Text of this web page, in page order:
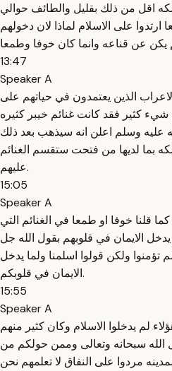
حوالي 12 الفا ومكه اقل من ذلك بقليل والطائف حوالي
ارتدوا على الاسلام لماذا لان دخولهم
13:47
Speaker A
الذين يعتمدون في حياتهم على
شيء كثير فقد كانت غنائم خيبر كثيره
عليه وسلم اعلن انه سيذهب بعد ذلك
بما لديها من فتحت ستقسم الغنائم
عليهم.
15:05
Speaker A
قلنا خوفا او طمعا في الغنائم التي
الايمان في قلوبهم بقول الله جل
تؤمنوا ولكن قولوا اسلمنا ولما يدخل
الايمان في قلوبكم.
15:55
Speaker A
لم يدخلوا الاسلام وكان كثير منهم
الله سبحانه وتعالى وممن حولكم من
مردوا على النفاق لا تعلمهم نحن